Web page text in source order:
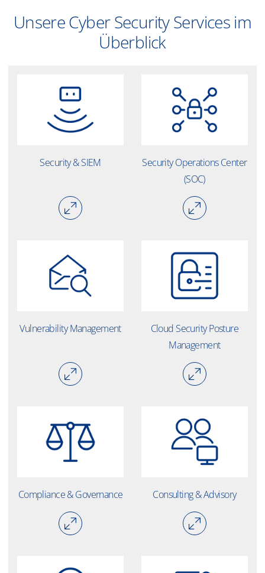
Unsere Cyber Security Services im
Überblick
Security & SIEM
Security Operations Center
(SOC)
Vulnerability Management
Cloud Security Posture
Management
Compliance & Governance Consulting & Advisory